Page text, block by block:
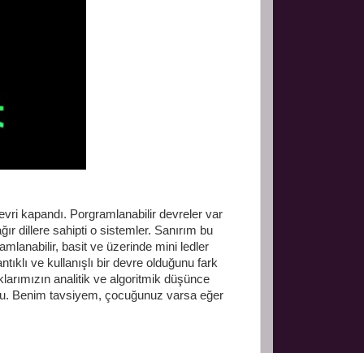
kapandı. Porgramlanabilir devreler var
dillere sahipti o sistemler. Sanırım bu
basit ve üzerinde mini ledler
ve kullanışlı bir devre olduğunu fark
analitik ve algoritmik düşünce
Benim tavsiyem, çocuğunuz varsa eğer